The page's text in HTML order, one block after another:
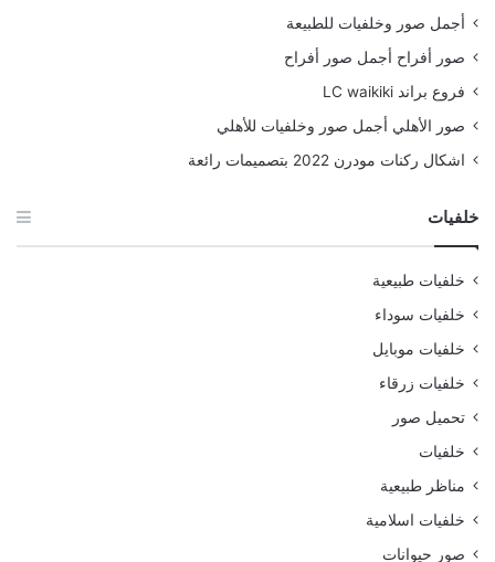
أجمل صور وخلفيات للطبيعة
صور أفراح أجمل صور أفراح
فروع براند LC waikiki
صور الأهلي أجمل صور وخلفيات للأهلي
اشكال ركنات مودرن 2022 بتصميمات رائعة
خلفيات
خلفيات طبيعية
خلفيات سوداء
خلفيات موبايل
خلفيات زرقاء
تحميل صور
خلفيات
مناظر طبيعية
خلفيات اسلامية
صور حيوانات